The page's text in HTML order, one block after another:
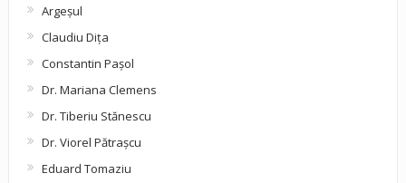
Argeşul
Claudiu Diţa
Constantin Pașol
Dr. Mariana Clemens
Dr. Tiberiu Stănescu
Dr. Viorel Pătraşcu
Eduard Tomaziu